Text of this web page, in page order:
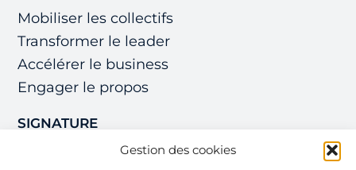
Gestion des cookies
Mobiliser les collectifs
Transformer le leader
Accélérer le business
Engager le propos
SIGNATURE